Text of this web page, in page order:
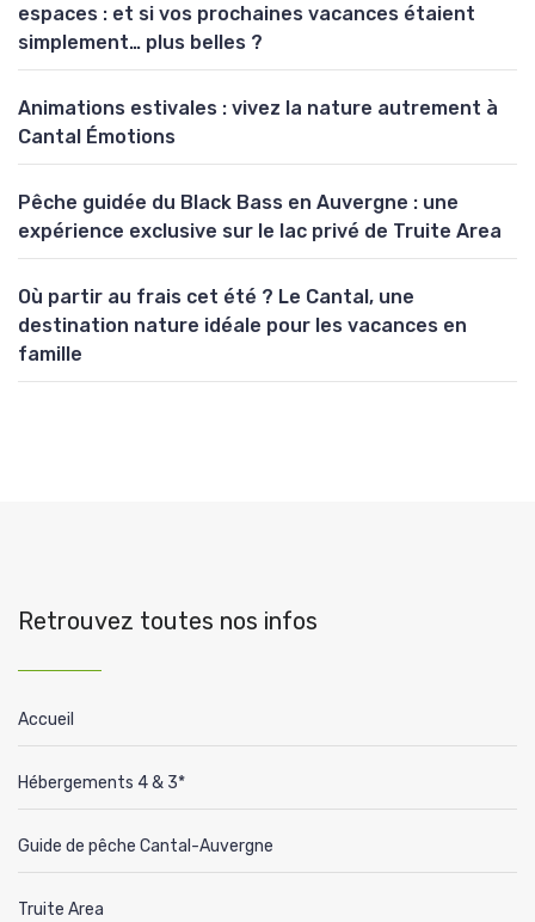
espaces : et si vos prochaines vacances étaient
simplement… plus belles ?
Animations estivales : vivez la nature autrement à
Cantal Émotions
Pêche guidée du Black Bass en Auvergne : une
expérience exclusive sur le lac privé de Truite Area
Où partir au frais cet été ? Le Cantal, une
destination nature idéale pour les vacances en
famille
Retrouvez toutes nos infos
Accueil
Hébergements 4 & 3*
Guide de pêche Cantal-Auvergne
Truite Area